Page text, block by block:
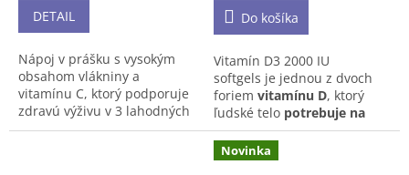
DETAIL
Nápoj v prášku s vysokým
obsahom vlákniny a
vitamínu C, ktorý podporuje
zdravú výživu v 3 lahodných
príchutiach - SEX ON THE
Do košíka
Vitamín D3 2000 IU
softgels je jednou z dvoch
foriem vitamínu D, ktorý
ľudské telo potrebuje na
dennej báze.Podporuje
správne fungovanie
imunitného systému
Novinka